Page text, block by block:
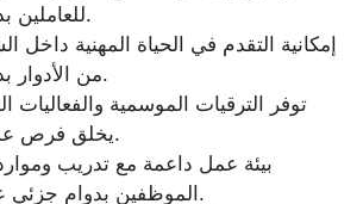
للعاملين بدوام جزئي.
إمكانية التقدم في الحياة المهنية داخل
من الأدوار بدوام جزئي.
توفر الترقيات الموسمية والفعاليات
يخلق فرص عمل إضافية.
بيئة عمل داعمة مع تدريب
الموظفين بدوام جزئي على النجاح.